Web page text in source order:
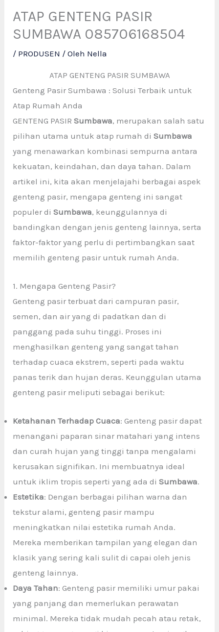
ATAP GENTENG PASIR
SUMBAWA 085706168504
/ PRODUSEN / Oleh Nella
ATAP GENTENG PASIR SUMBAWA
Genteng Pasir Sumbawa : Solusi Terbaik untuk
Atap Rumah Anda
GENTENG PASIRSumbawa, merupakan salah satu
pilihan utama untuk atap rumah diSumbawa
yang menawarkan kombinasi sempurna antara
kekuatan, keindahan, dan daya tahan. Dalam
artikel ini, kita akan menjelajahi berbagai aspek
genteng pasir, mengapa genteng ini sangat
populer diSumbawa, keunggulannya di
bandingkan dengan jenis genteng lainnya, serta
faktor-faktor yang perlu di pertimbangkan saat
memilih genteng pasir untuk rumah Anda.
1. Mengapa Genteng Pasir?
Genteng pasir terbuat dari campuran pasir,
semen, dan air yang di padatkan dan di
panggang pada suhu tinggi. Proses ini
menghasilkan genteng yang sangat tahan
terhadap cuaca ekstrem, seperti pada waktu
panas terik dan hujan deras. Keunggulan utama
genteng pasir meliputi sebagai berikut:
Ketahanan Terhadap Cuaca: Genteng pasir dapat
menangani paparan sinar matahari yang intens
dan curah hujan yang tinggi tanpa mengalami
kerusakan signifikan. Ini membuatnya ideal
untuk iklim tropis seperti yang ada diSumbawa.
Estetika: Dengan berbagai pilihan warna dan
tekstur alami, genteng pasir mampu
meningkatkan nilai estetika rumah Anda.
Mereka memberikan tampilan yang elegan dan
klasik yang sering kali sulit di capai oleh jenis
genteng lainnya.
Daya Tahan: Genteng pasir memiliki umur pakai
yang panjang dan memerlukan perawatan
minimal. Mereka tidak mudah pecah atau retak,